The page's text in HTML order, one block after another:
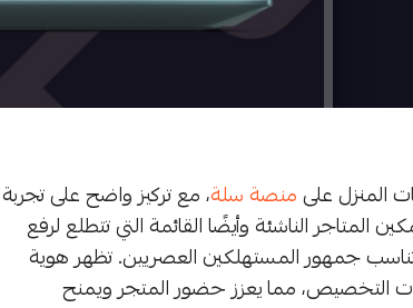
المنزل علىمنصة سلة، مع تركيز واضح على تجربة
الناشئة وأيضًا القائمة التي تتطلع لرفع
جمهور المستهلكين العصريين. تظهر هوية
التخصيص، مما يعزز حضور المتجر ويمنح